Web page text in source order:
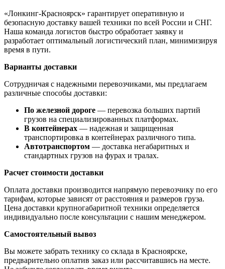
«Лонкинг-Красноярск» гарантирует оперативную и
безопасную доставку вашей техники по всей России и СНГ.
Наша команда логистов быстро обработает заявку и
разработает оптимальный логистический план, минимизируя
время в пути.
Варианты доставки
Сотрудничая с надежными перевозчиками, мы предлагаем
различные способы доставки:
По железной дороге — перевозка больших партий
грузов на специализированных платформах.
В контейнерах — надежная и защищенная
транспортировка в контейнерах различного типа.
Автотранспортом — доставка негабаритных и
стандартных грузов на фурах и тралах.
Расчет стоимости доставки
Оплата доставки производится напрямую перевозчику по его
тарифам, которые зависят от расстояния и размеров груза.
Цена доставки крупногабаритной техники определяется
индивидуально после консультации с нашим менеджером.
Самостоятельный вывоз
Вы можете забрать технику со склада в Красноярске,
предварительно оплатив заказ или рассчитавшись на месте.